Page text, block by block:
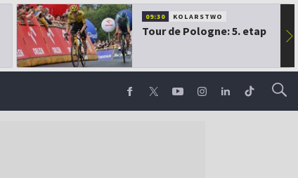
09:30 KOLARSTWO
Tour de Pologne: 5. etap ▶